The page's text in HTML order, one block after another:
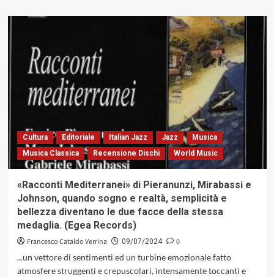
su
giovani
e
cultura
in
Italia
Cultura Editoriale Italian Jazz Jazz
Musica
Musica Classica
Recensione Dischi World Music
«Racconti Mediterranei» di Pieranunzi, Mirabassi e
Johnson, quando sogno e realtà, semplicità e
bellezza diventano le due facce della stessa
medaglia. (Egea Records)
Francesco Cataldo Verrina 09/07/2024
0
...un vettore di sentimenti ed un turbine emozionale fatto
atmosfere struggenti e crepuscolari, intensamente toccanti e